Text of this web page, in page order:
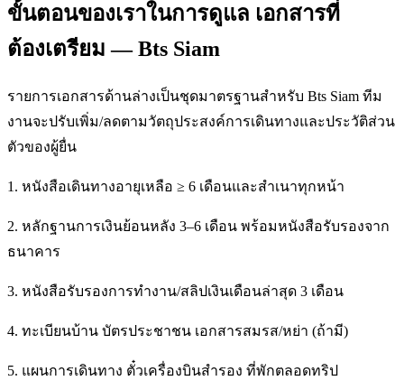
ขั้นตอนของเราในการดูแล เอกสารที่
ต้องเตรียม — Bts Siam
รายการเอกสารด้านล่างเป็นชุดมาตรฐานสำหรับ Bts Siam ทีม
งานจะปรับเพิ่ม/ลดตามวัตถุประสงค์การเดินทางและประวัติส่วน
ตัวของผู้ยื่น
1. หนังสือเดินทางอายุเหลือ ≥ 6 เดือนและสำเนาทุกหน้า
2. หลักฐานการเงินย้อนหลัง 3–6 เดือน พร้อมหนังสือรับรองจาก
ธนาคาร
3. หนังสือรับรองการทำงาน/สลิปเงินเดือนล่าสุด 3 เดือน
4. ทะเบียนบ้าน บัตรประชาชน เอกสารสมรส/หย่า (ถ้ามี)
5. แผนการเดินทาง ตั๋วเครื่องบินสำรอง ที่พักตลอดทริป